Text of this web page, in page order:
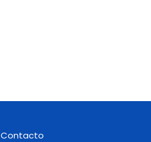
Contacto